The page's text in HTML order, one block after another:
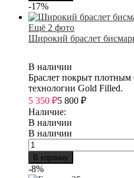
-17%
Ещё 2 фото
Широкий браслет
В наличии
Браслет покрыт плотным
технологии Gold Filled.
5 350 ₽5 800 ₽
Наличие:
В наличии
В наличии
В корзину
-8%